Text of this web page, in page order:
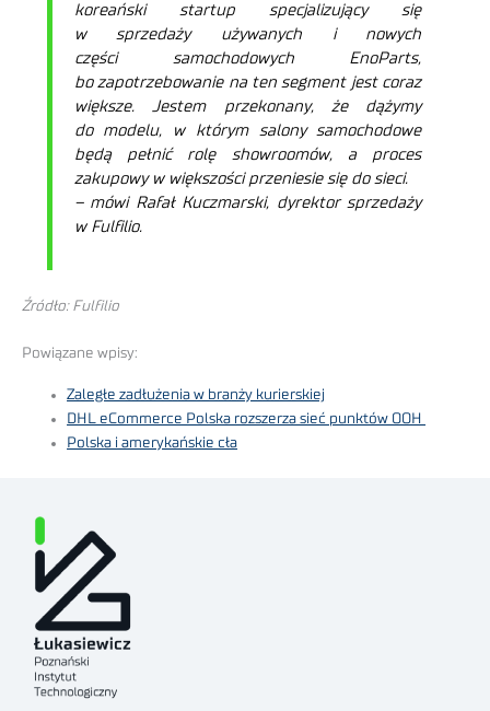
koreański startup specjalizujący się
w sprzedaży używanych i nowych
części samochodowych EnoParts,
bo zapotrzebowanie na ten segment jest coraz
większe. Jestem przekonany, że dążymy
do modelu, w którym salony samochodowe
będą pełnić rolę showroomów, a proces
zakupowy w większości przeniesie się do sieci.
– mówi Rafał Kuczmarski, dyrektor sprzedaży
w Fulfilio.
Źródło: Fulfilio
Powiązane wpisy:
Zaległe zadłużenia w branży kurierskiej
DHL eCommerce Polska rozszerza sieć punktów OOH
Polska i amerykańskie cła